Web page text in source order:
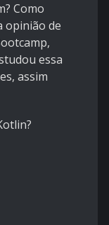
Como
opinião de
essa
assim